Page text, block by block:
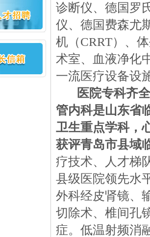
诊断仪、德国罗
仪、德国费森尤
机（CRRT）、
术室、血液净化
一流医疗设备设
医院专科齐
管内科是山东省
卫生重点学科，
获评青岛市县域
疗技术、人才梯
县级医院领先水
外科经皮肾镜、
切除术、椎间孔
症。低温射频消